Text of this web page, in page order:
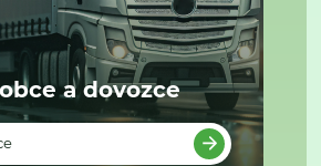
a dovozce